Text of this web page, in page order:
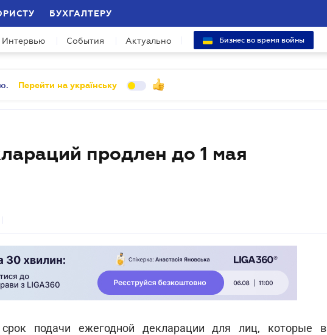
БУХГАЛТЕРУ
Интервью События Актуально Бизнес во время войны
Перейти на українську
продлен до 1 мая
подачи ежегодной декларации для лиц, которые в